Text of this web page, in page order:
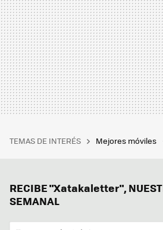
TEMAS DE INTERÉS Mejores móviles
RECIBE "Xatakaletter",
SEMANAL